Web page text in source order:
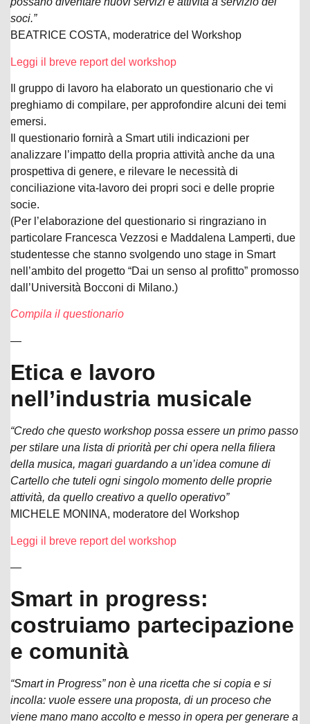
soci.”
BEATRICE COSTA, moderatrice del Workshop
Leggi il breve report del workshop
Il gruppo di lavoro ha elaborato un questionario che vi
preghiamo di compilare, per approfondire alcuni dei temi
emersi.
Il questionario fornirà a Smart utili indicazioni per
analizzare l’impatto della propria attività anche da una
prospettiva di genere, e rilevare le necessità di
conciliazione vita-lavoro dei propri soci e delle proprie
socie.
(Per l’elaborazione del questionario si ringraziano in
particolare Francesca Vezzosi e Maddalena Lamperti, due
studentesse che stanno svolgendo uno stage in Smart
nell’ambito del progetto “Dai un senso al profitto” promosso
dall’Università Bocconi di Milano.)
Compila il questionario
—
Etica e lavoro
nell’industria musicale
“Credo che questo workshop possa essere un primo passo
per stilare una lista di priorità per chi opera nella filiera
della musica, magari guardando a un’idea comune di
Cartello che tuteli ogni singolo momento delle proprie
attività, da quello creativo a quello operativo”
MICHELE MONINA, moderatore del Workshop
Leggi il breve report del workshop
—
Smart in progress:
costruiamo partecipazione
e comunità
“Smart in Progress” non è una ricetta che si copia e si
incolla: vuole essere una proposta, di un proceso che
viene mano mano accolto e messo in opera per generare a